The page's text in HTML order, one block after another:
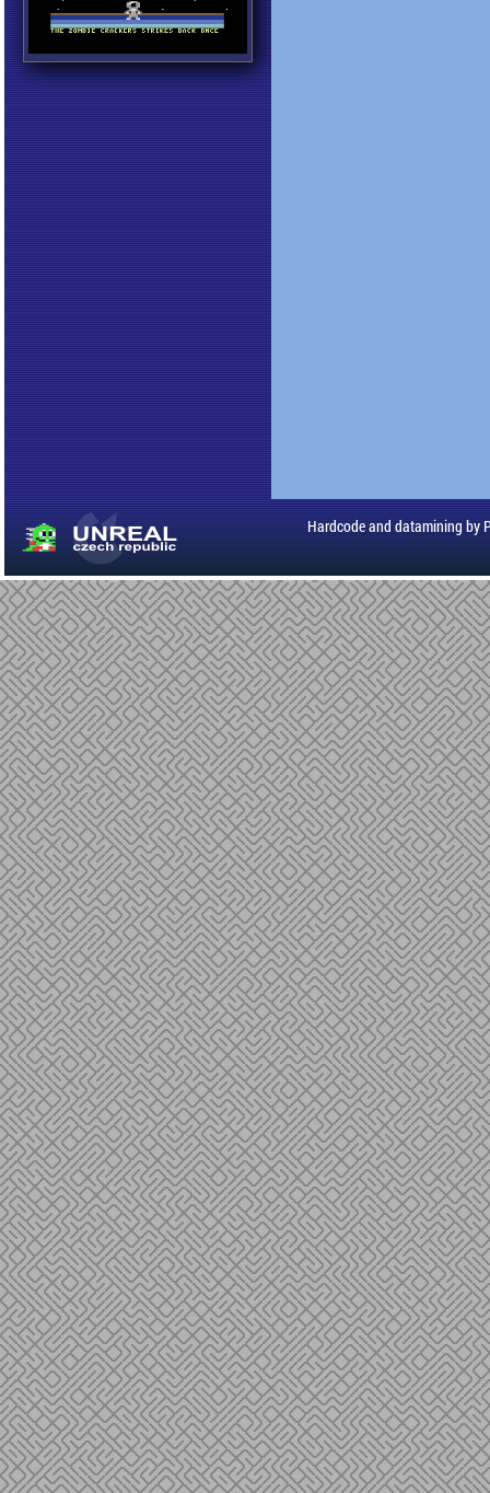
Hardcode and datamining by